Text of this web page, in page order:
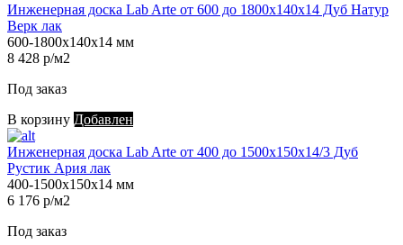
Инженерная доска Lab Arte от 600 до 1800х140х14 Дуб Натур
Верк лак
600-1800х140х14 мм
8 428 р/м2
Под заказ
В корзину Добавлен
Инженерная доска Lab Arte от 400 до 1500х150х14/3 Дуб
Рустик Ария лак
400-1500х150х14 мм
6 176 р/м2
Под заказ